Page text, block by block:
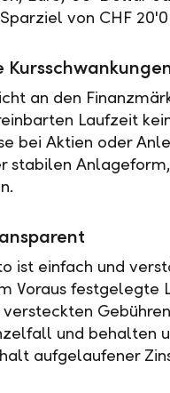
von CHF
an den
Laufzeit
bei Aktien oder
stabilen
ist einfach und
Voraus festgelegte
versteckten
und behalten
aufgelaufener